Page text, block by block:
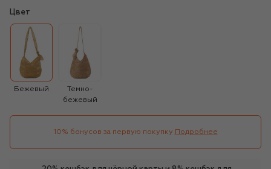
Цвет
Бежевый
Темно-
бежевый
10% бонусов за первую покупку Подробнее